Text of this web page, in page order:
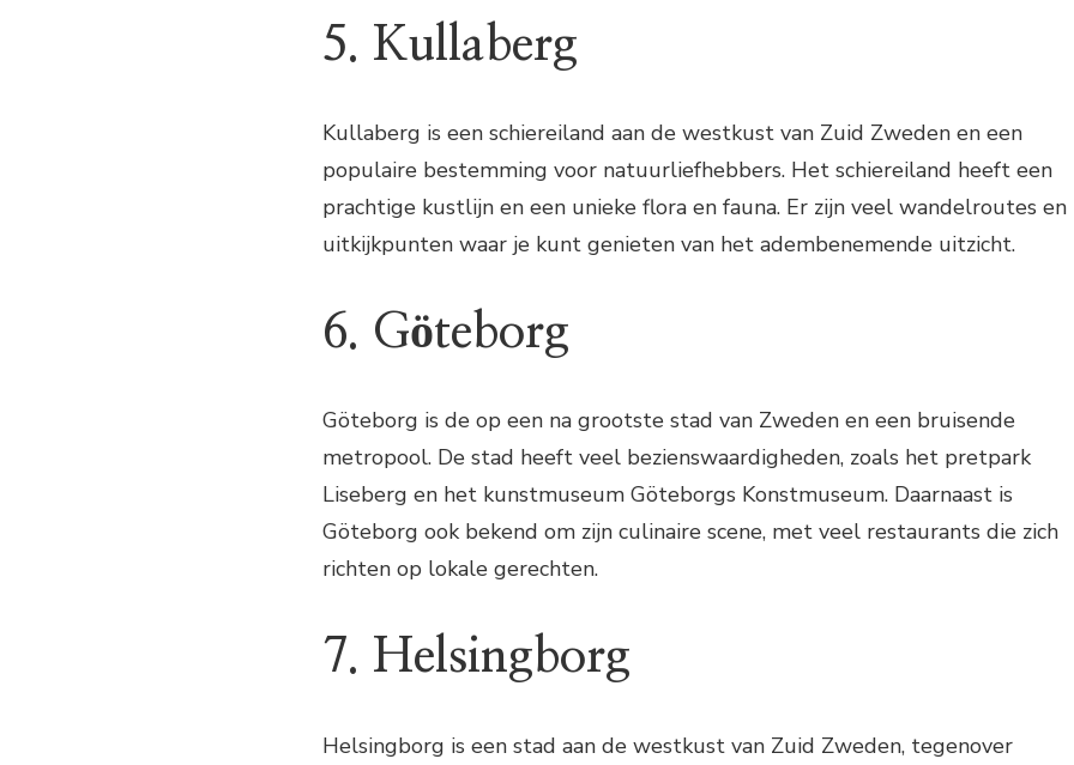
5. Kullaberg
Kullaberg is een schiereiland aan de westkust van Zuid Zweden en een
populaire bestemming voor natuurliefhebbers. Het schiereiland heeft een
prachtige kustlijn en een unieke flora en fauna. Er zijn veel wandelroutes en
uitkijkpunten waar je kunt genieten van het adembenemende uitzicht.
6. Göteborg
Göteborg is de op een na grootste stad van Zweden en een bruisende
metropool. De stad heeft veel bezienswaardigheden, zoals het pretpark
Liseberg en het kunstmuseum Göteborgs Konstmuseum. Daarnaast is
Göteborg ook bekend om zijn culinaire scene, met veel restaurants die zich
richten op lokale gerechten.
7. Helsingborg
Helsingborg is een stad aan de westkust van Zuid Zweden, tegenover